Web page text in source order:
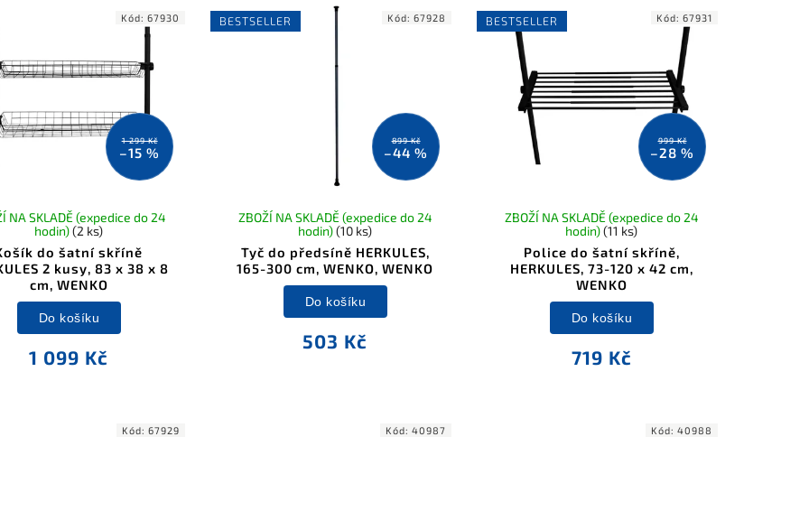
1 299 Kč
–15 %
do šatní skříně
2 kusy, 83 x 38 x 8
cm, WENKO
NA SKLADĚ (expedice do 24
hodin)(2 ks)
1 099 Kč
Do košíku
Kód:67930 BESTSELLER
899 Kč
–44 %
Tyč do předsíně HERKULES,
165-300 cm, WENKO, WENKO
ZBOŽÍ NA SKLADĚ (expedice do 24
hodin)(10 ks)
503 Kč
Do košíku
Kód:67928 BESTSELLER
999 Kč
–28 %
Police do šatní skříně,
HERKULES, 73-120 x 42 cm,
WENKO
ZBOŽÍ NA SKLADĚ (expedice do 24
hodin)(11 ks)
719 Kč
Do košíku
Kód:67931
Kód:67929 Kód:40987 Kód:40988